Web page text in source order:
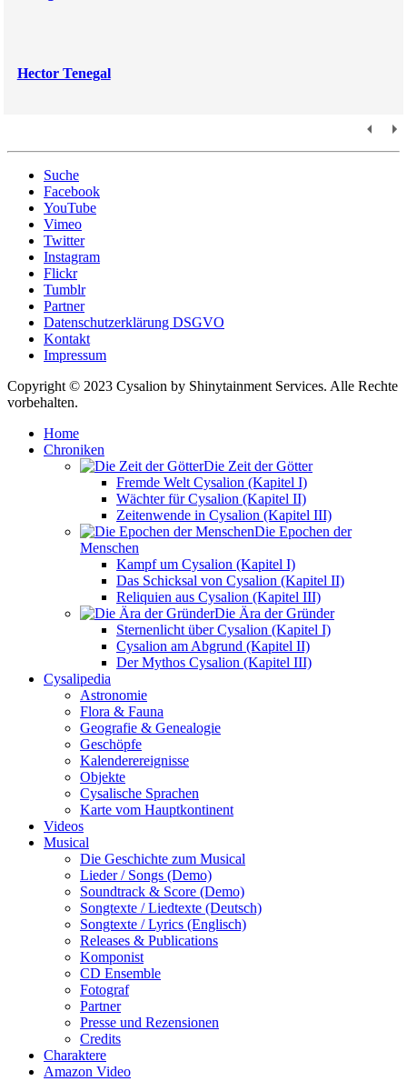
Hector Tenegal
Suche
Facebook
YouTube
Vimeo
Twitter
Instagram
Flickr
Tumblr
Partner
Datenschutzerklärung DSGVO
Kontakt
Impressum
Copyright © 2023 Cysalion by Shinytainment Services. Alle Rechte
vorbehalten.
Home
Chroniken
Die Zeit der Götter
Fremde Welt Cysalion (Kapitel I)
Wächter für Cysalion (Kapitel II)
Zeitenwende in Cysalion (Kapitel III)
Die Epochen der
Menschen
Kampf um Cysalion (Kapitel I)
Das Schicksal von Cysalion (Kapitel II)
Reliquien aus Cysalion (Kapitel III)
Die Ära der Gründer
Sternenlicht über Cysalion (Kapitel I)
Cysalion am Abgrund (Kapitel II)
Der Mythos Cysalion (Kapitel III)
Cysalipedia
Astronomie
Flora & Fauna
Geografie & Genealogie
Geschöpfe
Kalenderereignisse
Objekte
Cysalische Sprachen
Karte vom Hauptkontinent
Videos
Musical
Die Geschichte zum Musical
Lieder / Songs (Demo)
Soundtrack & Score (Demo)
Songtexte / Liedtexte (Deutsch)
Songtexte / Lyrics (Englisch)
Releases & Publications
Komponist
CD Ensemble
Fotograf
Partner
Presse und Rezensionen
Credits
Charaktere
Amazon Video